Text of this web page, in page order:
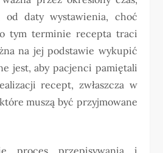
od daty wystawienia, choć
tym terminie recepta traci
na jej podstawie wykupić
jest, aby pacjenci pamiętali
recept, zwłaszcza w
muszą być przyjmowane
proces przepisywania i